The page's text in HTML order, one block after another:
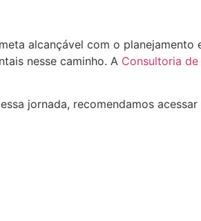
alcançável com o
nesse caminho. A Consultoria de
jornada, recomendamos acessar